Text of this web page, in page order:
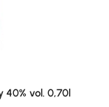
von 5 Sternen
40% vol. 0,70l